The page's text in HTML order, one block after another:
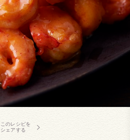
このレシピを
シェアする